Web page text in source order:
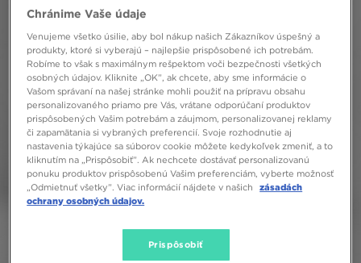
Chránime Vaše údaje
Venujeme všetko úsilie, aby bol nákup našich Zákazníkov úspešný a
produkty, ktoré si vyberajú – najlepšie prispôsobené ich potrebám.
Robíme to však s maximálnym rešpektom voči bezpečnosti všetkých
osobných údajov. Kliknite „OK”, ak chcete, aby sme informácie o
Vašom správaní na našej stránke mohli použiť na prípravu obsahu
personalizovaného priamo pre Vás, vrátane odporúčaní produktov
prispôsobených Vašim potrebám a záujmom, personalizovanej reklamy
či zapamätania si vybraných preferencií. Svoje rozhodnutie aj
nastavenia týkajúce sa súborov cookie môžete kedykoľvek zmeniť, a to
kliknutím na „Prispôsobiť”. Ak nechcete dostávať personalizovanú
ponuku produktov prispôsobenú Vašim preferenciám, vyberte možnosť
„Odmietnuť všetky”. Viac informácií nájdete v našich
zásadách
ochrany osobných údajov.
Prispôsobiť